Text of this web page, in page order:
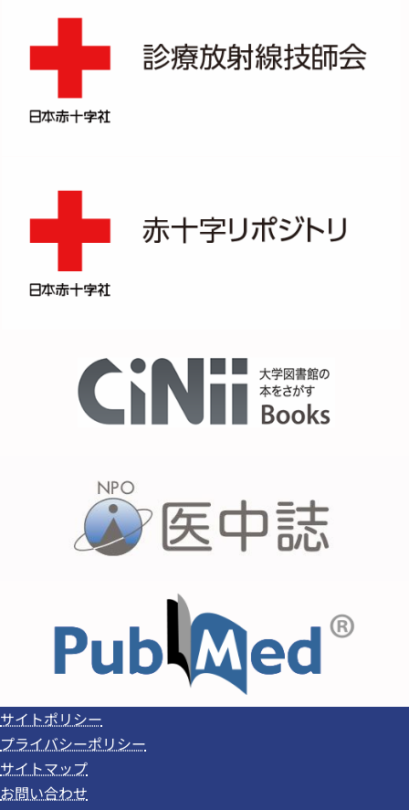
サイトポリシー
プライバシーポリシー
サイトマップ
お問い合わせ